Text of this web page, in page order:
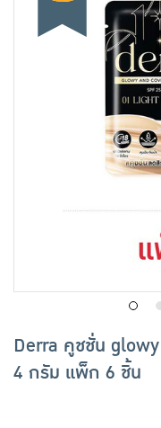
เครื่องปรุงรสและของแห้ง
Derra คูชชั่น
4 กรัม แพ็ก 6 ชิ้น